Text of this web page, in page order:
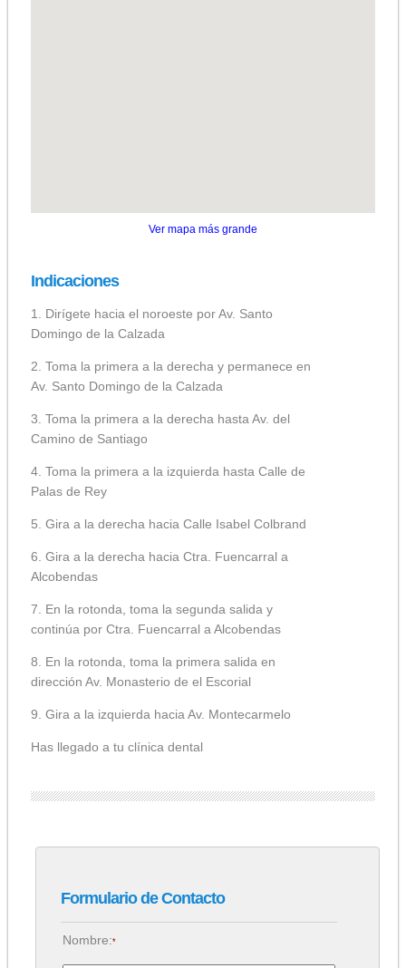
Ver mapa más grande
Indicaciones
1. Dirígete hacia el noroeste por Av. Santo
Domingo de la Calzada
2. Toma la primera a la derecha y permanece en
Av. Santo Domingo de la Calzada
3. Toma la primera a la derecha hasta Av. del
Camino de Santiago
4. Toma la primera a la izquierda hasta Calle de
Palas de Rey
5. Gira a la derecha hacia Calle Isabel Colbrand
6. Gira a la derecha hacia Ctra. Fuencarral a
Alcobendas
7. En la rotonda, toma la segunda salida y
continúa por Ctra. Fuencarral a Alcobendas
8. En la rotonda, toma la primera salida en
dirección Av. Monasterio de el Escorial
9. Gira a la izquierda hacia Av. Montecarmelo
Has llegado a tu clínica dental
Formulario de Contacto
Nombre:*